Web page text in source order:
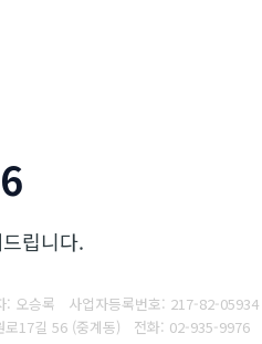
립니다.
: 오승록 사업자등록번호: 217-82-05934
로17길 56 (중계동) 전화: 02-935-9976